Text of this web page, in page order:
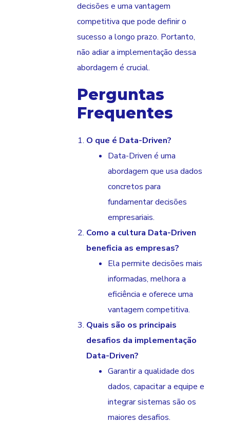
decisões e uma vantagem
competitiva que pode definir o
sucesso a longo prazo. Portanto,
não adiar a implementação dessa
abordagem é crucial.
Perguntas
Frequentes
O que é Data-Driven?
Data-Driven é uma
abordagem que usa dados
concretos para
fundamentar decisões
empresariais.
Como a cultura Data-Driven
beneficia as empresas?
Ela permite decisões mais
informadas, melhora a
eficiência e oferece uma
vantagem competitiva.
Quais são os principais
desafios da implementação
Data-Driven?
Garantir a qualidade dos
dados, capacitar a equipe e
integrar sistemas são os
maiores desafios.